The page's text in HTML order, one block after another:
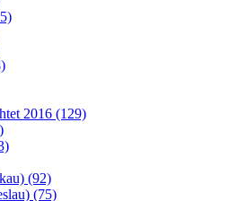
2016 (129)
(92)
(75)